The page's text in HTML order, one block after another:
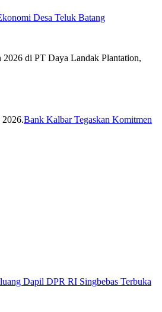
Desa Teluk Batang
Bank Kalbar Tegaskan Komitmen
Dapil DPR RI Singbebas Terbuka